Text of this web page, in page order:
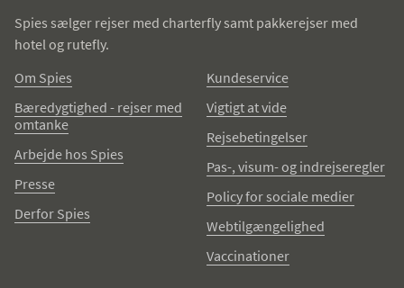
Spies sælger rejser med charterfly samt pakkerejser med
hotel og rutefly.
Om Spies
Bæredygtighed - rejser med
omtanke
Arbejde hos Spies
Presse
Derfor Spies
Kundeservice
Vigtigt at vide
Rejsebetingelser
Pas-, visum- og indrejseregler
Policy for sociale medier
Webtilgængelighed
Vaccinationer